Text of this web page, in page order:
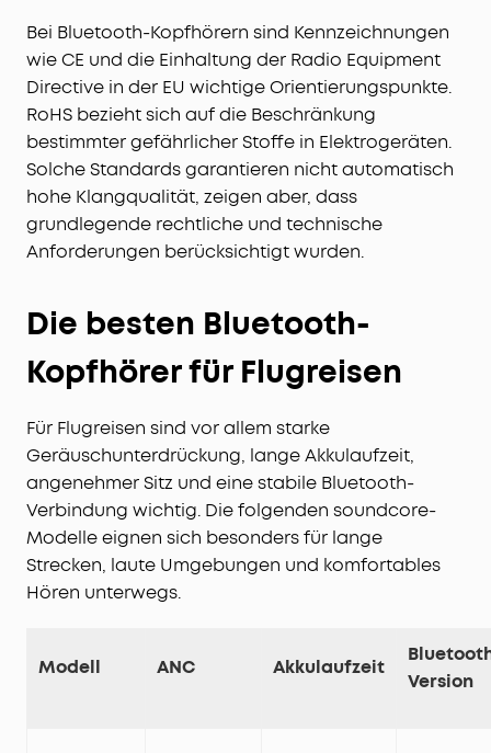
Bei Bluetooth-Kopfhörern sind Kennzeichnungen
wie CE und die Einhaltung der Radio Equipment
Directive in der EU wichtige Orientierungspunkte.
RoHS bezieht sich auf die Beschränkung
bestimmter gefährlicher Stoffe in Elektrogeräten.
Solche Standards garantieren nicht automatisch
hohe Klangqualität, zeigen aber, dass
grundlegende rechtliche und technische
Anforderungen berücksichtigt wurden.
Die besten Bluetooth-
Kopfhörer für Flugreisen
Für Flugreisen sind vor allem starke
Geräuschunterdrückung, lange Akkulaufzeit,
angenehmer Sitz und eine stabile Bluetooth-
Verbindung wichtig. Die folgenden soundcore-
Modelle eignen sich besonders für lange
Strecken, laute Umgebungen und komfortables
Hören unterwegs.
Modell ANC Akkulaufzeit
Version